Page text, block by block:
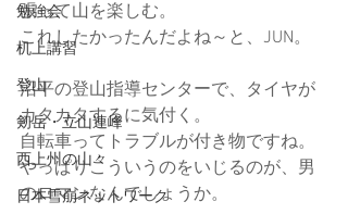
勉強会
机上講習
登山
剱岳・立山連峰
西上州の山々
日本雪崩ネットワーク
張って山を楽しむ。
これしたかったんだよね～と、JUN。
沼平の登山指導センターで、タイヤが
カタカタするに気付く。
自転車ってトラブルが付き物ですね。
やっぱりこういうのをいじるのが、男
のロマンなんでしょうか。